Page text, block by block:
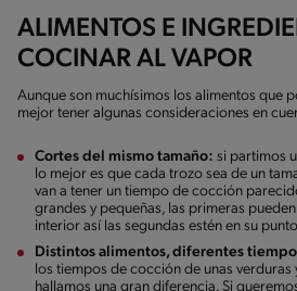
ALIMENTOS E
COCINAR AL VAPOR
Aunque son muchísimos los alimentos que
mejor tener algunas consideraciones en
Cortes del mismo tamaño: si partimos
lo mejor es que cada trozo sea de un
van a tener un tiempo de cocción
grandes y pequeñas, las primeras
interior así las segundas estén en su
Distintos alimentos, diferentes
los tiempos de cocción de unas
hallamos una gran diferencia. Si